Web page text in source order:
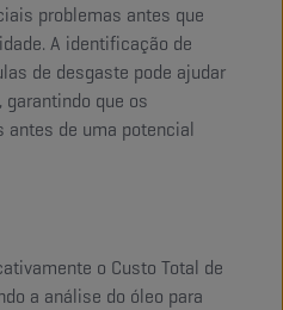
problemas antes que
A identificação de
de desgaste pode ajudar
que os
antes de uma potencial
o Custo Total de
a análise do óleo para